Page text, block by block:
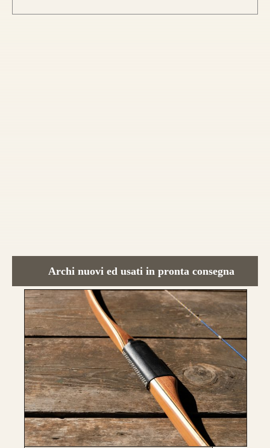
Archi nuovi ed usati in pronta consegna